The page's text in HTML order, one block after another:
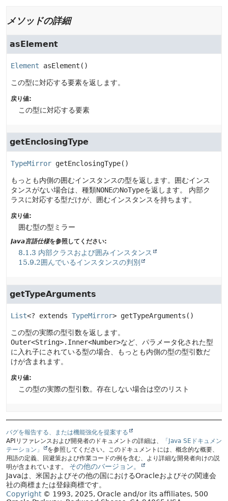
メソッドの詳細
asElement
Element asElement ()
この型に対応する要素を返します。
戻り値:
この型に対応する要素
getEnclosingType
TypeMirror getEnclosingType()
もっとも内側の囲むインスタンスの型を返します。囲むインス
タンスがない場合は、種類NONEのNoTypeを返します。
内部ク
ラスに対応する型だけが、囲むインスタンスを持ちます。
戻り値:
囲む型の型ミラー
Java言語仕様を参照してください:
8.1.3 内部クラスおよび囲みインスタンス
15.9.2囲んでいるインスタンスの判別
getTypeArguments
List<? extends TypeMirror> getTypeArguments ()
この型の実際の型引数を返します。
Outer<String>.Inner<Number>など、パラメータ化された型
に入れ子にされている型の場合、もっとも内側の型の型引数だ
けが含まれます。
戻り値:
この型の実際の型引数。存在しない場合は空のリスト
バグを報告する、または機能強化を提案する
APIリファレンスおよび開発者のドキュメントの詳細は、
「Java SEドキュメン
テーション」
を参照してください。このドキュメントには、概念的な概要、
用語の定義、回避策および作業コードの例を含む、より詳細な開発者向けの説
明が含まれています。
その他のバージョン。
Javaは、米国およびその他の国におけるOracleおよびその関連会
社の商標または登録商標です。
Copyright© 1993, 2025, Oracle and/or its affiliates, 500